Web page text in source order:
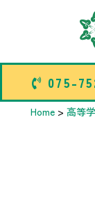
075-
中学校
075-
Home > 高等